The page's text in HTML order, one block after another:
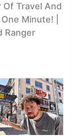
Of Travel And
Minute! |
Ranger